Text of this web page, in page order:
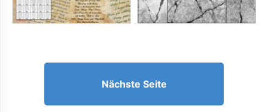
Nächste Seite